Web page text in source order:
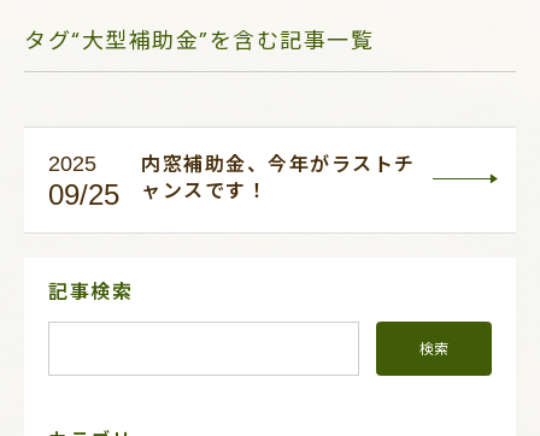
タグ“大型補助金”を含む記事一覧
2025
09/25
内窓補助金、今年がラストチ
ャンスです！
サ
ニ
記事検索